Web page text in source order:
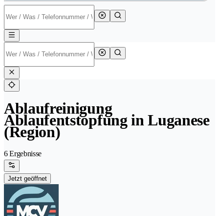
Ablaufreinigung
Ablaufentstopfung in Luganese
(Region)
6 Ergebnisse
Jetzt geöffnet